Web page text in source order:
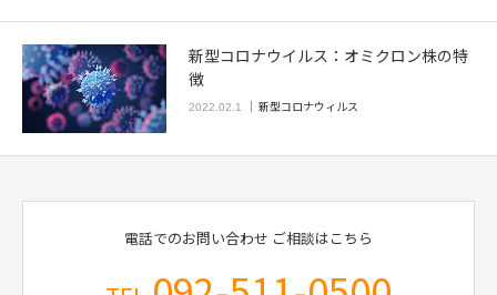
新型コロナウイルス：オミクロン株の特
徴
2022.02.1 新型コロナウィルス
電話でのお問い合わせ ご相談はこちら